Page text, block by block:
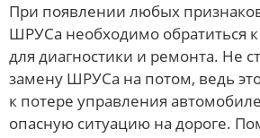
При появлении любых
ШРУСа необходимо обратиться
для диагностики и ремонта. Не
замену ШРУСа на потом, ведь
к потере управления
опасную ситуацию на дороге.